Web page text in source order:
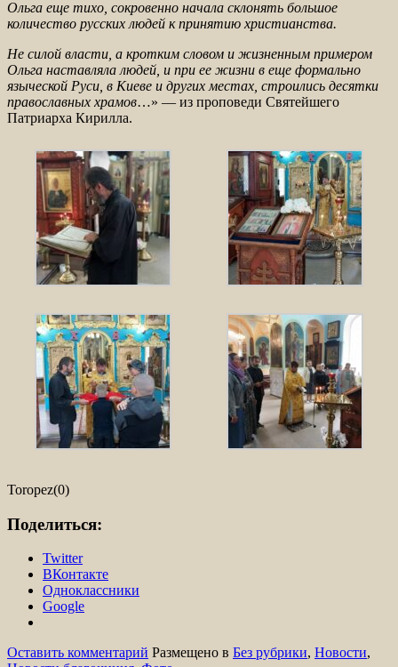
Ольга еще тихо, сокровенно начала склонять большое
количество русских людей к принятию христианства.
Не силой власти, а кротким словом и жизненным примером
Ольга наставляла людей, и при ее жизни в еще формально
языческой Руси, в Киеве и других местах, строились десятки
православных храмов…» — из проповеди Святейшего
Патриарха Кирилла.
Toropez(0)
Поделиться:
Twitter
ВКонтакте
Одноклассники
Google
Оставить комментарий Размещено в Без рубрики, Новости,